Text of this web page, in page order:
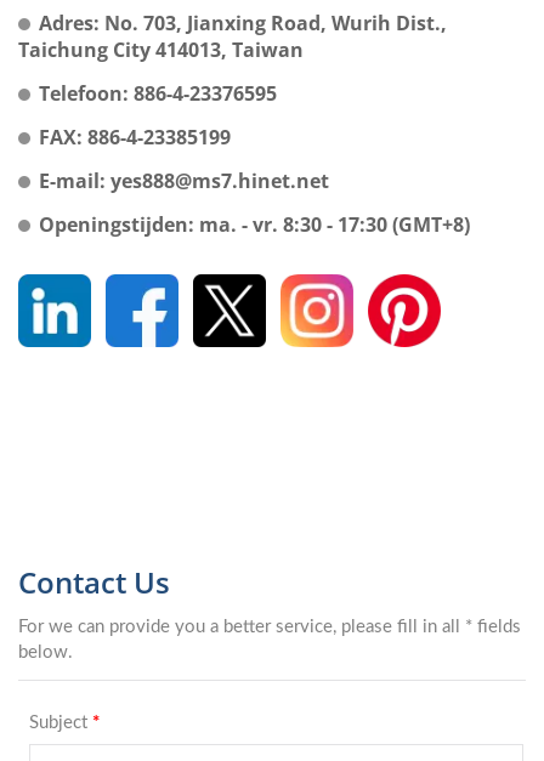
Adres: No. 703, Jianxing Road, Wurih Dist.,
Taichung City 414013, Taiwan
Telefoon: 886-4-23376595
FAX: 886-4-23385199
E-mail: yes888@ms7.hinet.net
Openingstijden: ma. - vr. 8:30 - 17:30 (GMT+8)